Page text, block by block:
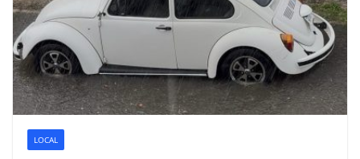
LOCAL